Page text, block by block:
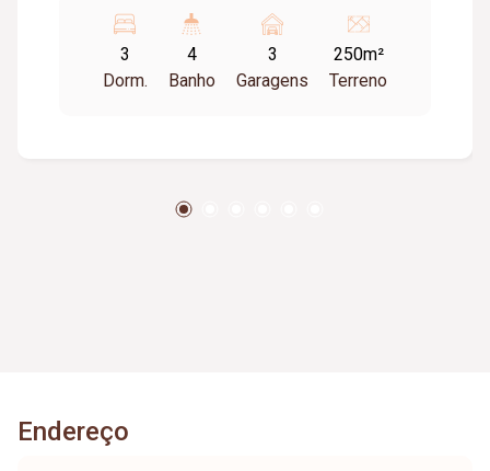
Bancada Lavabo Área De Serviço Espaço
Externo No Fundo Teto Rebaixado Em Gesso
Iluminação Embutida 3 Vagas Garagem Coberta
3
Dorm.
4
Banho
3
Garagens
250m²
Terreno
Endereço